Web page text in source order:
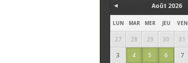
Août 2026
LUN MAR MER JEU VEN
27 28 29 30 31
3
4 5 6 7